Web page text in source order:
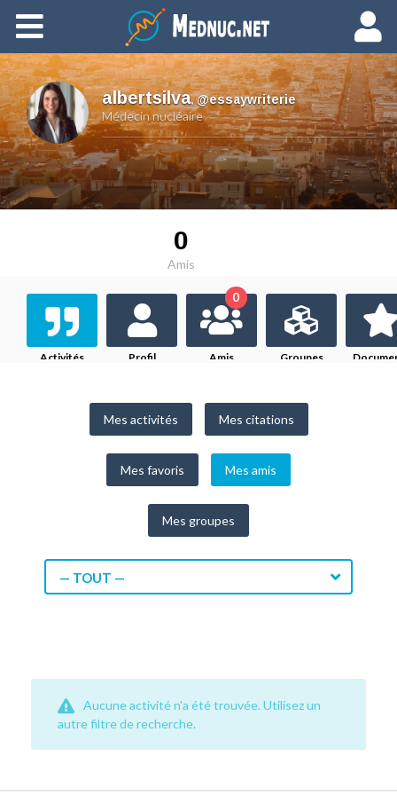
Ajouter du contenu
albertsilva,@essaywriterie
Médecin nucléaire
0
Amis
Activités Profil Amis
0
Groupes
Mes activités Mes citations
Mes favoris Mes amis
Mes groupes
— TOUT —
Aucune activité n'a été trouvée. Utilisez un
autre filtre de recherche.